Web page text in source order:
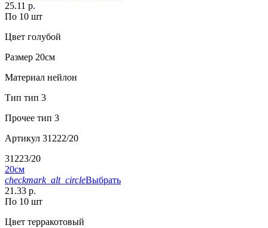
25.11 р.
По 10 шт
Цвет голубой
Размер 20см
Материал нейлон
Тип тип 3
Прочее тип 3
Артикул 31222/20
31223/20
20см
checkmark_alt_circleВыбрать
21.33 р.
По 10 шт
Цвет терракотовый